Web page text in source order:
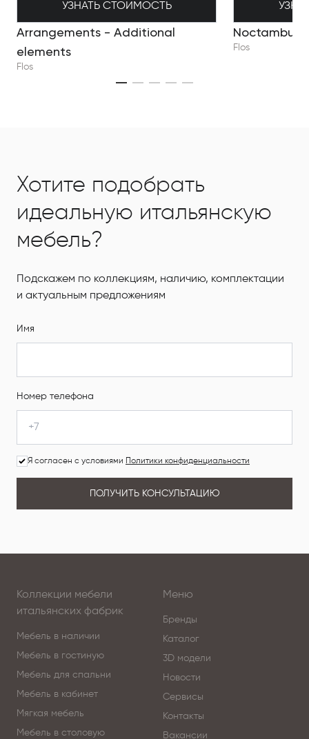
УЗНАТЬ СТОИМОСТЬ
Arrangements - Additional
elements
Flos
Noctambule
Flos
Хотите подобрать
идеальную итальянскую
мебель?
Подскажем по коллекциям, наличию, комплектации
и актуальным предложениям
Имя
Номер телефона
Я согласен с условиями Политики конфиденциальности
ПОЛУЧИТЬ КОНСУЛЬТАЦИЮ
Коллекции мебели
итальянских фабрик
Мебель в наличии
Мебель в гостиную
Мебель для спальни
Мебель в кабинет
Мягкая мебель
Мебель в столовую
Меню
Бренды
Каталог
3D модели
Новости
Сервисы
Контакты
Вакансии